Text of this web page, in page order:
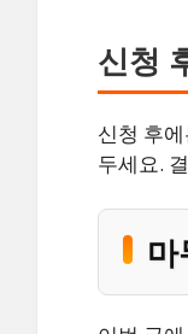
신청
신청 후
두세요.
마